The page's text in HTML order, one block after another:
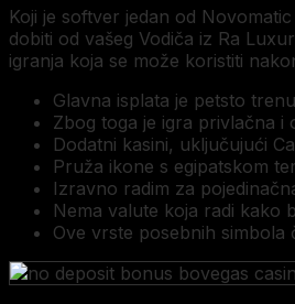
Koji je softver jedan od
dobiti od vašeg Vodiča iz Ra
igranja koja se može koristiti
Glavna isplata je petsto
Zbog toga je igra privlačna i
Dodatni kasini, uključujući
Pruža ikone s egipatskom
Izravno radim za
Nema valute koja radi kako
Ove vrste posebnih simbola